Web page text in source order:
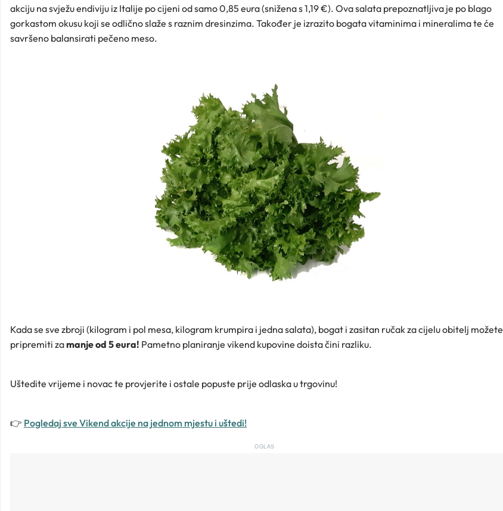
akciju na svježu endiviju iz Italije po cijeni od samo 0,85 eura (snižena s 1,19 €). Ova salata prepoznatljiva je po blago
gorkastom okusu koji se odlično slaže s raznim dresinzima. Također je izrazito bogata vitaminima i mineralima te će
savršeno balansirati pečeno meso.
Kada se sve zbroji (kilogram i pol mesa, kilogram krumpira i jedna salata), bogat i zasitan ručak za cijelu obitelj možete
pripremiti zamanje od 5 eura! Pametno planiranje vikend kupovine doista čini razliku.
Uštedite vrijeme i novac te provjerite i ostale popuste prije odlaska u trgovinu!
👉 Pogledaj sve Vikend akcije na jednom mjestu i uštedi!
OGLAS